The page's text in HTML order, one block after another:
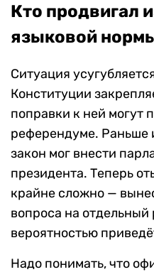
Кто продвигал
языковой
Ситуация
Конституции
поправки к ней могут
референдуме. Раньше
закон мог внести
президента. Теперь
крайне сложно —
вопроса на
вероятностью
Надо понимать, что